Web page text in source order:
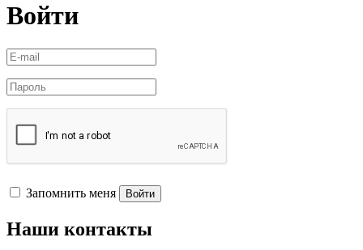
Войти
Запомнить меня Войти
Наши контакты